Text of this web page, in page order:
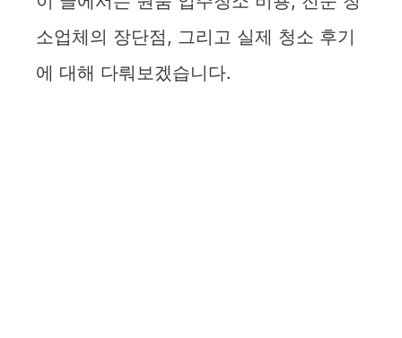
소업체의 장단점, 그리고 실제 청소 후기
에 대해 다뤄보겠습니다.